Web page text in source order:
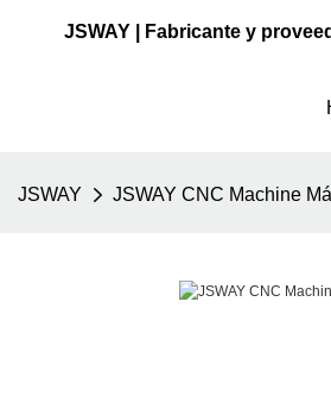
JSWAY | Fabricante y
JSWAY JSWAY CNC Machine